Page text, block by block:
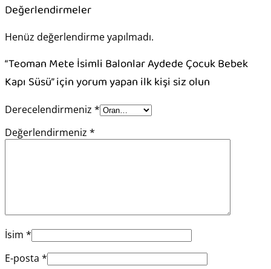
Değerlendirmeler
Henüz değerlendirme yapılmadı.
“Teoman Mete İsimli Balonlar Aydede Çocuk Bebek
Kapı Süsü” için yorum yapan ilk kişi siz olun
Derecelendirmeniz *
Değerlendirmeniz *
İsim *
E-posta *